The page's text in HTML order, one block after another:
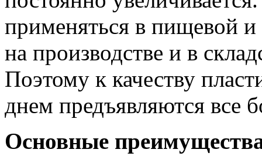
применяться в пищевой
на производстве и в
Поэтому к качеству
днем предъявляются все
Основные